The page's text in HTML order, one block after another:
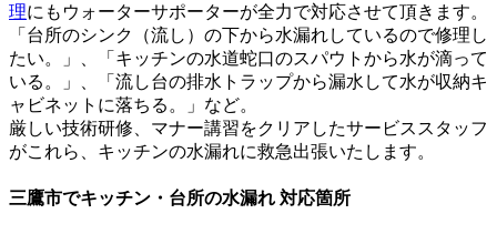
理にもウォーターサポーターが全力で対応させて頂きます。
「台所のシンク（流し）の下から水漏れしているので修理し
たい。」、「キッチンの水道蛇口のスパウトから水が滴って
いる。」、「流し台の排水トラップから漏水して水が収納キ
ャビネットに落ちる。」など。
厳しい技術研修、マナー講習をクリアしたサービススタッフ
がこれら、キッチンの水漏れに救急出張いたします。
三鷹市でキッチン・台所の水漏れ 対応箇所